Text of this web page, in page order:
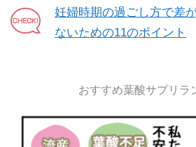
妊婦時期の過ごし方で差
ないための11のポイント
おすすめ葉酸サプリラ